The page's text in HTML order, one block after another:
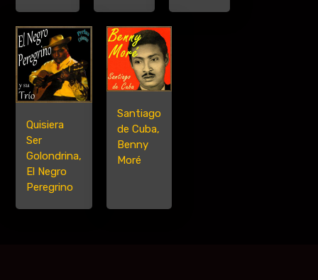
Quisiera
Ser
Golondrina,
El Negro
Peregrino
Santiago
de Cuba,
Benny
Moré